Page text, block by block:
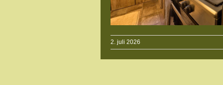
2. juli 2026